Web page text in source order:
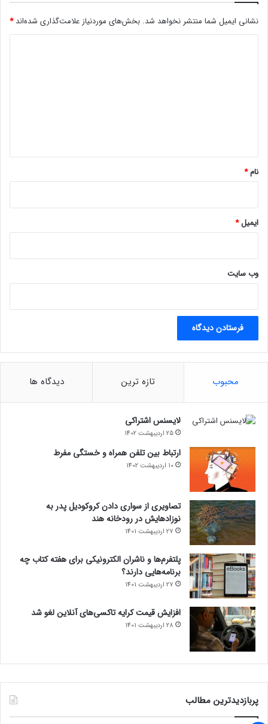
ب
ه
ا
ن
ی
G
D
P
نشانی ایمیل شما منتشر نخواهد شد. بخش‌های موردنیاز علامت‌گذاری شده‌اند*
نام*
ایمیل*
وب‌ سایت
محبوب تازه ترین دیدگاه ها
لایسنس اشتراکی
25 اردیبهشت 1402
ارتباط بین تلفن همراه و خستگی مفرط
10 اردیبهشت 1402
تصاویری از سواری دادن کروکودیل پدر به
نوزادهایش در رودخانه هند
27 اردیبهشت 1401
پلتفرم‌ها و ناشران الکترونیکی برای هفته کتاب چه
برنامه‌هایی دارند؟
27 اردیبهشت 1401
افزایش قیمت کرایه تاکسی‌های آنلاین لغو شد
28 اردیبهشت 1401
پربازدیدترین مطالب